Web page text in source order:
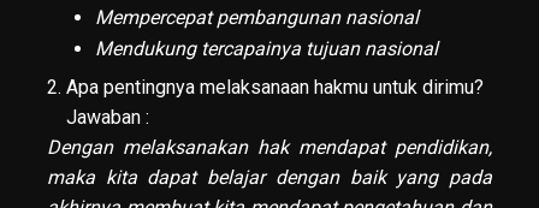
Mempercepat pembangunan nasional
Mendukung tercapainya tujuan nasional
2. Apa pentingnya melaksanaan hakmu untuk dirimu?
Jawaban :
Dengan melaksanakan hak mendapat pendidikan,
maka kita dapat belajar dengan baik yang pada